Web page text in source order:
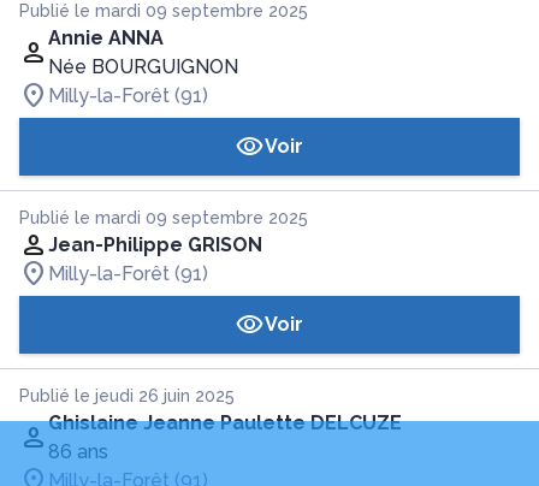
Publié le mardi 09 septembre 2025
Annie ANNA
Née BOURGUIGNON
Milly-la-Forêt (91)
Voir
Publié le mardi 09 septembre 2025
Jean-Philippe GRISON
Milly-la-Forêt (91)
Voir
Publié le jeudi 26 juin 2025
Ghislaine Jeanne Paulette DELCUZE
86 ans
Milly-la-Forêt (91)